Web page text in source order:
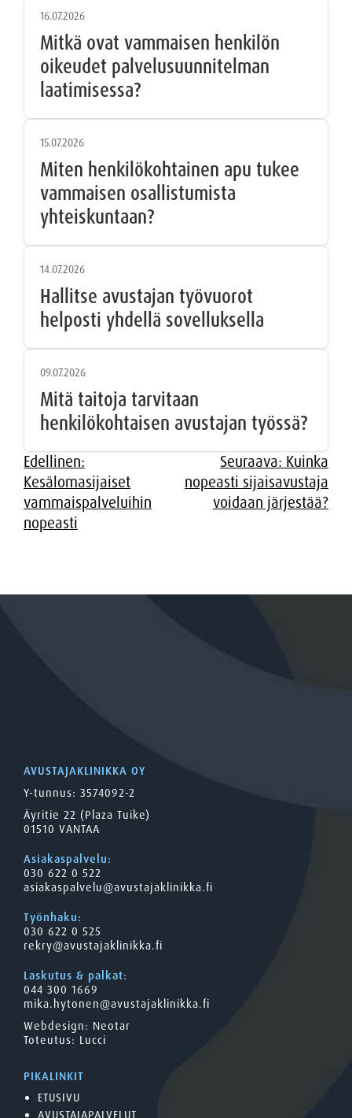
16.07.2026
Mitkä ovat vammaisen henkilön
oikeudet palvelusuunnitelman
laatimisessa?
15.07.2026
Miten henkilökohtainen apu tukee
vammaisen osallistumista
yhteiskuntaan?
14.07.2026
Hallitse avustajan työvuorot
helposti yhdellä sovelluksella
09.07.2026
Mitä taitoja tarvitaan
henkilökohtaisen avustajan työssä?
Artikkelien
selaus
Edellinen:
Kesälomasijaiset
vammaispalveluihin
nopeasti
Seuraava: Kuinka
nopeasti sijaisavustaja
voidaan järjestää?
AVUSTAJAKLINIKKA OY
Y-tunnus: 3574092-2
Äyritie 22 (Plaza Tuike)
01510 VANTAA
Asiakaspalvelu:
030 622 0 522
asiakaspalvelu@avustajaklinikka.fi
Työnhaku:
030 622 0 525
rekry@avustajaklinikka.fi
Laskutus & palkat:
044 300 1669
mika.hytonen@avustajaklinikka.fi
Webdesign: Neotar
Toteutus: Lucci
PIKALINKIT
ETUSIVU
AVUSTAJAPALVELUT